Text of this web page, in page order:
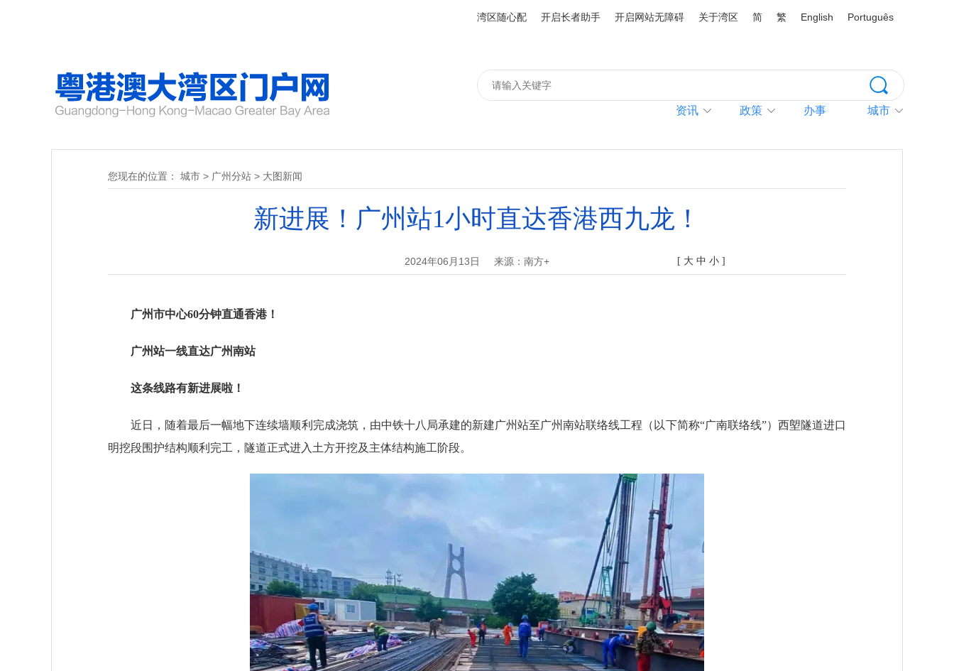
湾区随心配 开启长者助手 开启网站无障碍 关于湾区 简 繁 English Português
资讯 政策 办事 城市
您现在的位置： 城市 > 广州分站 > 大图新闻
新进展！广州站1小时直达香港西九龙！
2024年06月13日 来源：南方+ [ 大 中 小 ]
广州市中心60分钟直通香港！
广州站一线直达广州南站
这条线路有新进展啦！
近日，随着最后一幅地下连续墙顺利完成浇筑，由中铁十八局承建的新建广州站至广州南站联络线工程（以下简称“广南联络线”）西塱隧道进口
明挖段围护结构顺利完工，隧道正式进入土方开挖及主体结构施工阶段。